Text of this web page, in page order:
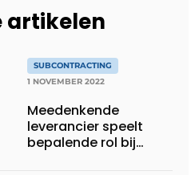
artikelen
SUBCONTRACTING
1 NOVEMBER 2022
Meedenkende
leverancier speelt
bepalende rol bij